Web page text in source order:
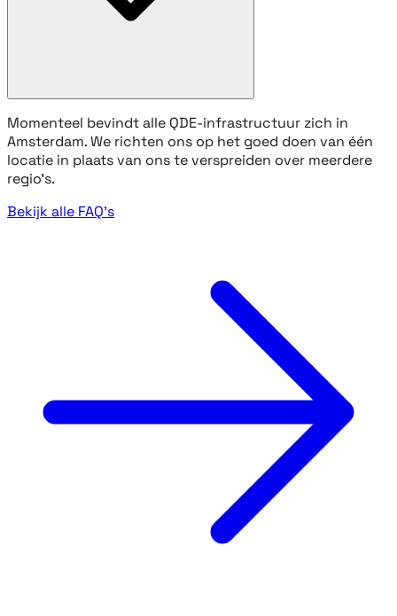
Momenteel bevindt alle QDE-infrastructuur zich in
Amsterdam. We richten ons op het goed doen van één
locatie in plaats van ons te verspreiden over meerdere
regio's.
Bekijk alle FAQ's